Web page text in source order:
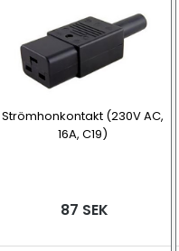
Strömhonkontakt (230V AC,
16A, C19)
87 SEK